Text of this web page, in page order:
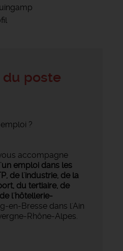
du poste
?
accompagne
emploi dans les
de l'industrie, de la
du tertiaire, de
l'hôtellerie-
en-Bresse dans l'Ain
Rhône-Alpes.